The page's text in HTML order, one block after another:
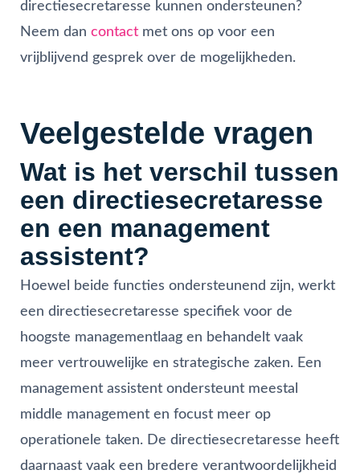
directiesecretaresse kunnen ondersteunen?
Neem dan contact met ons op voor een
vrijblijvend gesprek over de mogelijkheden.
Veelgestelde vragen
Wat is het verschil tussen
een directiesecretaresse
en een management
assistent?
Hoewel beide functies ondersteunend zijn, werkt
een directiesecretaresse specifiek voor de
hoogste managementlaag en behandelt vaak
meer vertrouwelijke en strategische zaken. Een
management assistent ondersteunt meestal
middle management en focust meer op
operationele taken. De directiesecretaresse heeft
daarnaast vaak een bredere verantwoordelijkheid